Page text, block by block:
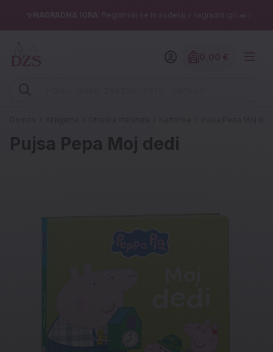
✨NAGRADNA IGRA : Registriraj se in sodeluj v nagradni igri 🚗✨
Vpišite iskalni niz (šolski zvezek, pero, kartuše ...)
Znesek
Pujsa Pepa Moj dedi